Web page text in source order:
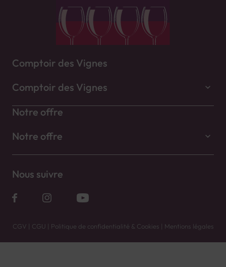
Comptoir des Vignes
Comptoir des Vignes
Notre offre
Notre offre
Nous suivre
CGV | CGU | Politique de confidentialité & Cookies | Mentions légales